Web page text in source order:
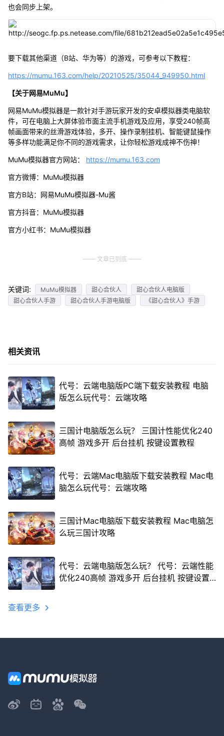
也会同步上架。
要下载其他渠道（B站、华为等）的游戏，可参考以下教程：
https://mumu.163.com/help/20210525/35044_949950.html
【关于网易MuMu】
网易MuMu模拟器是一款针对手游玩家开发的安卓模拟器类电脑软
件，可在电脑上大屏体验市面主流手机游戏及应用，享受240帧高
帧画面带来的丝滑游戏体验，多开、操作录制挂机、智能键鼠操作
等多样功能满足你不同的游戏需求，让你轻松游戏成神不伤神！
MuMu模拟器官方网站： https://mumu.163.com
官方微博：MuMu模拟器
官方B站：网易MuMu模拟器-Mu酱
官方抖音：MuMu模拟器
官方小红书：MuMu模拟器
文章已到底
关键词: MuMu模拟器 甜心合伙人
甜心合伙人电脑版
甜心合伙人手游
甜心合伙人手游电脑版 《甜心合伙人》手游
相关资讯
代号：云端电脑版PC端下载安装教程 电脑
版怎么玩代号：云端攻略
三国计电脑版怎么玩？ 三国计性能优化240
高帧 游戏多开 后台挂机 按键设置教程
代号：云端Mac电脑版下载安装教程 Mac电
脑怎么玩代号：云端攻略
三国计Mac电脑版下载安装教程 Mac电脑怎
么玩三国计攻略
代号：云端电脑版怎么玩？ 代号：云端性能
优化240高帧 游戏多开 后台挂机 按键设置
查看更多